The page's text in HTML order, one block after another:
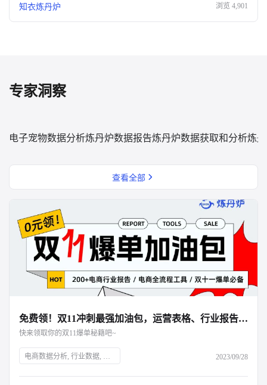
商机推荐
知衣炼丹炉 浏览 4,901
专家洞察
电子宠物数据分析炼丹炉数据报告炼丹炉数据获取和分析炼
查看全部
免费领！双11冲刺最强加油包，运营表格、行业报告、面试资料全都有！
快来领取你的双11爆单秘籍吧~
电商数据分析, 行业数据, 品牌数据, 店铺数据, 商品数据, 炼丹炉, 双十一大促, 运营表格, 行业报告, 面试资料, 电商干货包, 免费领取, 大促销售目标规划, 流量渠道复盘, 会员数据复盘, 电商部门绩效晋升, 电商运营利润分析, 出入库明细登记, 库存预警, 电商推广运营计划, 店铺运营每日流水记账, 店铺运营成本统计, 数据洞察, 市场消费趋势, 数字化驱动, 佛系经济, 大健康趋势, 护肤品功能性原料, 户外行业机会点, 男士护肤, 演出经济增长, 年轻人观察 2023/09/28